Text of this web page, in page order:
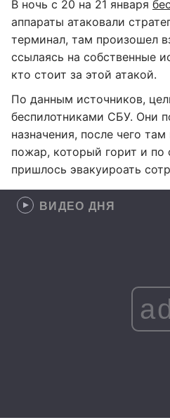
В ночь с 20 на 21 января
аппараты атаковали
терминал, там произошел
ссылаясь на собственные
кто стоит за этой атакой.
По данным источников,
беспилотниками СБУ. Они
назначения, после чего
пожар, который горит и по
пришлось эвакуироать
ВИДЕО ДНЯ